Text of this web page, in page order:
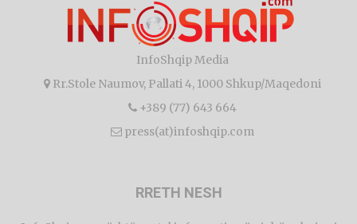
InfoShqip Media
Rr.Stole Naumov, Pallati 4, 1000 Shkup/Maqedoni
+389 (77) 643 664
press(at)infoshqip.com
RRETH NESH